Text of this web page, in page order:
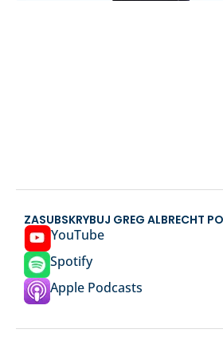
ZASUBSKRYBUJ GREG ALBRECHT
YouTube
Spotify
Apple Podcasts